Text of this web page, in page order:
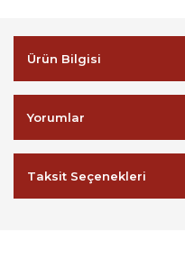
Ürün Bilgisi
Yorumlar
Taksit Seçenekleri